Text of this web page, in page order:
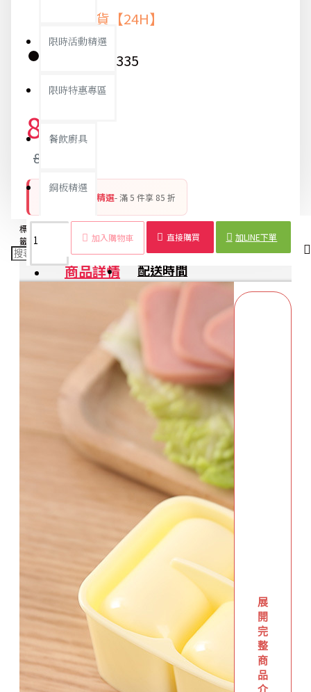
限時活動精選
限時特惠專區
餐飲廚具
銅板精選
快速出貨【24H】
9335
85元
89元
銅板好物 平價精選- 滿 5 件享 85 折
加入購物車 直接購買 加LINE下單
標
籤：
糰模
模器
模型
模具
壓模
模具
商品詳情 配送時間
展
開
完
整
商
品
介